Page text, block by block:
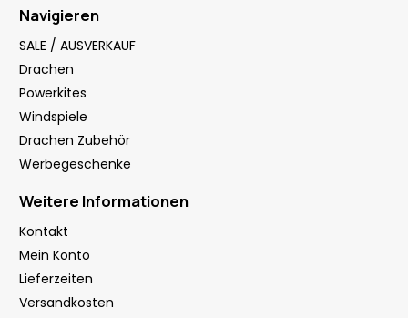
Navigieren
SALE / AUSVERKAUF
Drachen
Powerkites
Windspiele
Drachen Zubehör
Werbegeschenke
Weitere Informationen
Kontakt
Mein Konto
Lieferzeiten
Versandkosten